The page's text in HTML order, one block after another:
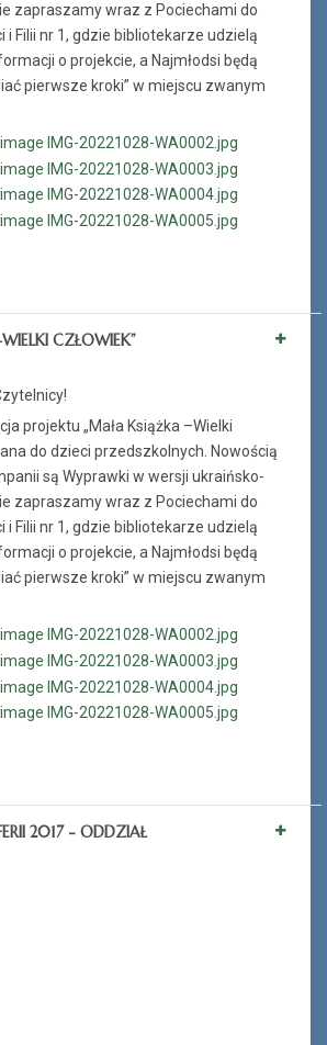
zapraszamy wraz z Pociechami do
i Filii nr 1, gdzie bibliotekarze udzielą
o projekcie, a Najmłodsi będą
pierwsze kroki” w miejscu zwanym
CZŁOWIEK”
projektu „Mała Książka –Wielki
do dzieci przedszkolnych. Nowością
są Wyprawki w wersji ukraińsko-
zapraszamy wraz z Pociechami do
i Filii nr 1, gdzie bibliotekarze udzielą
o projekcie, a Najmłodsi będą
pierwsze kroki” w miejscu zwanym
2017 - ODDZIAŁ